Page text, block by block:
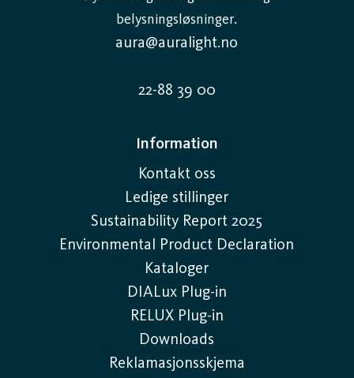
belysningsløsninger.
aura@auralight.no
22-88 39 00
Information
Kontakt oss
Ledige stillinger
Sustainability Report 2025
Environmental Product Declaration
Kataloger
DIALux Plug-in
RELUX Plug-in
Downloads
Reklamasjonsskjema